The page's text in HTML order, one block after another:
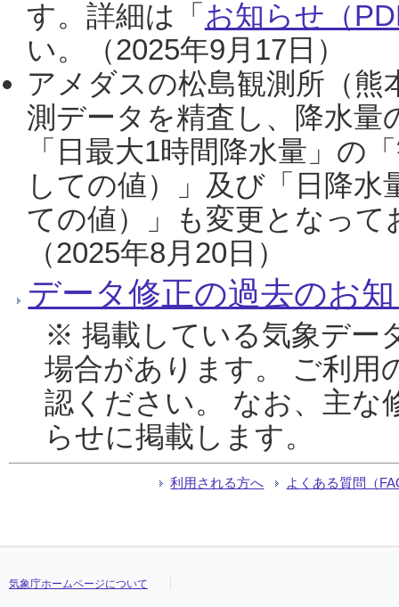
す。詳細は「 お知らせ（
い。（2025年9月17日）
アメダスの松島観測所（熊
測データを精査し、降水
「日最大1時間降水量」の
しての値）」及び「日降
ての値）」も変更となっ
（2025年8月20日）
データ修正の過去のお
※ 掲載している気象デー
場合があります。 ご利用
認ください。 なお、主な
らせに掲載します。
利用される方へ よくある質問（
気象庁ホームページについて